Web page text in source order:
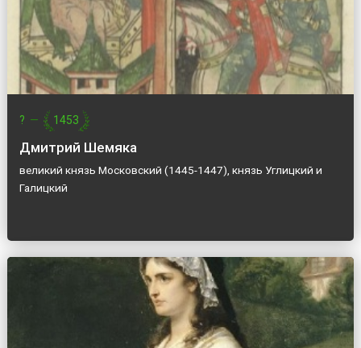
? — 1453
Дмитрий Шемяка
великий князь Московский (1445-1447), князь Углицкий и
Галицкий